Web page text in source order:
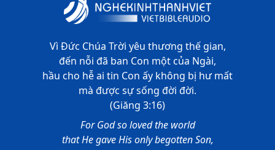
Vì Đức Chúa Trời yêu thương thế gian,
đến nỗi đã ban Con một của Ngài,
hầu cho hễ ai tin Con ấy không bị hư mất
mà được sự sống đời đời.
(Giăng 3:16)
For God so loved the world
that He gave His only begotten Son,